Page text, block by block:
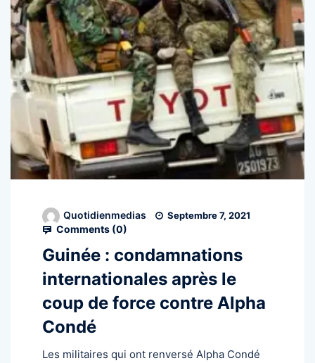
Quotidienmedias Septembre 7, 2021
Comments (0)
Guinée : condamnations
internationales après le
coup de force contre Alpha
Condé
Les militaires qui ont renversé Alpha Condé